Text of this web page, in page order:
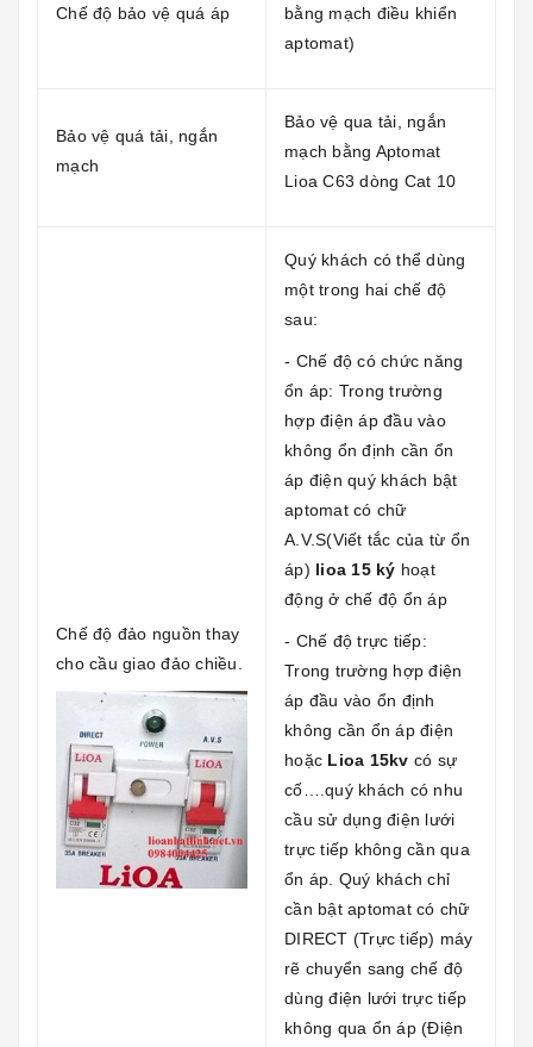
Chế độ bảo vệ quá áp
bằng mạch điều khiển
aptomat)
Bảo vệ quá tải, ngắn
mạch
Bảo vệ qua tải, ngắn
mạch bằng Aptomat
Lioa C63 dòng Cat 10
Chế độ đảo nguồn thay
cho cầu giao đảo chiều.
Quý khách có thể dùng
một trong hai chế độ
sau:
- Chế độ có chức năng
ổn áp: Trong trường
hợp điện áp đầu vào
không ổn định cần ổn
áp điện quý khách bật
aptomat có chữ
A.V.S(Viết tắc của từ ổn
áp) lioa 15 ký hoạt
động ở chế độ ổn áp
- Chế độ trực tiếp:
Trong trường hợp điện
áp đầu vào ổn định
không cần ổn áp điện
hoặc Lioa 15kv có sự
cố….quý khách có nhu
cầu sử dụng điện lưới
trực tiếp không cần qua
ổn áp. Quý khách chỉ
cần bật aptomat có chữ
DIRECT (Trực tiếp) máy
rẽ chuyển sang chế độ
dùng điện lưới trực tiếp
không qua ổn áp (Điện